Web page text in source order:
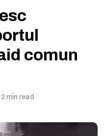
comun
2 min read